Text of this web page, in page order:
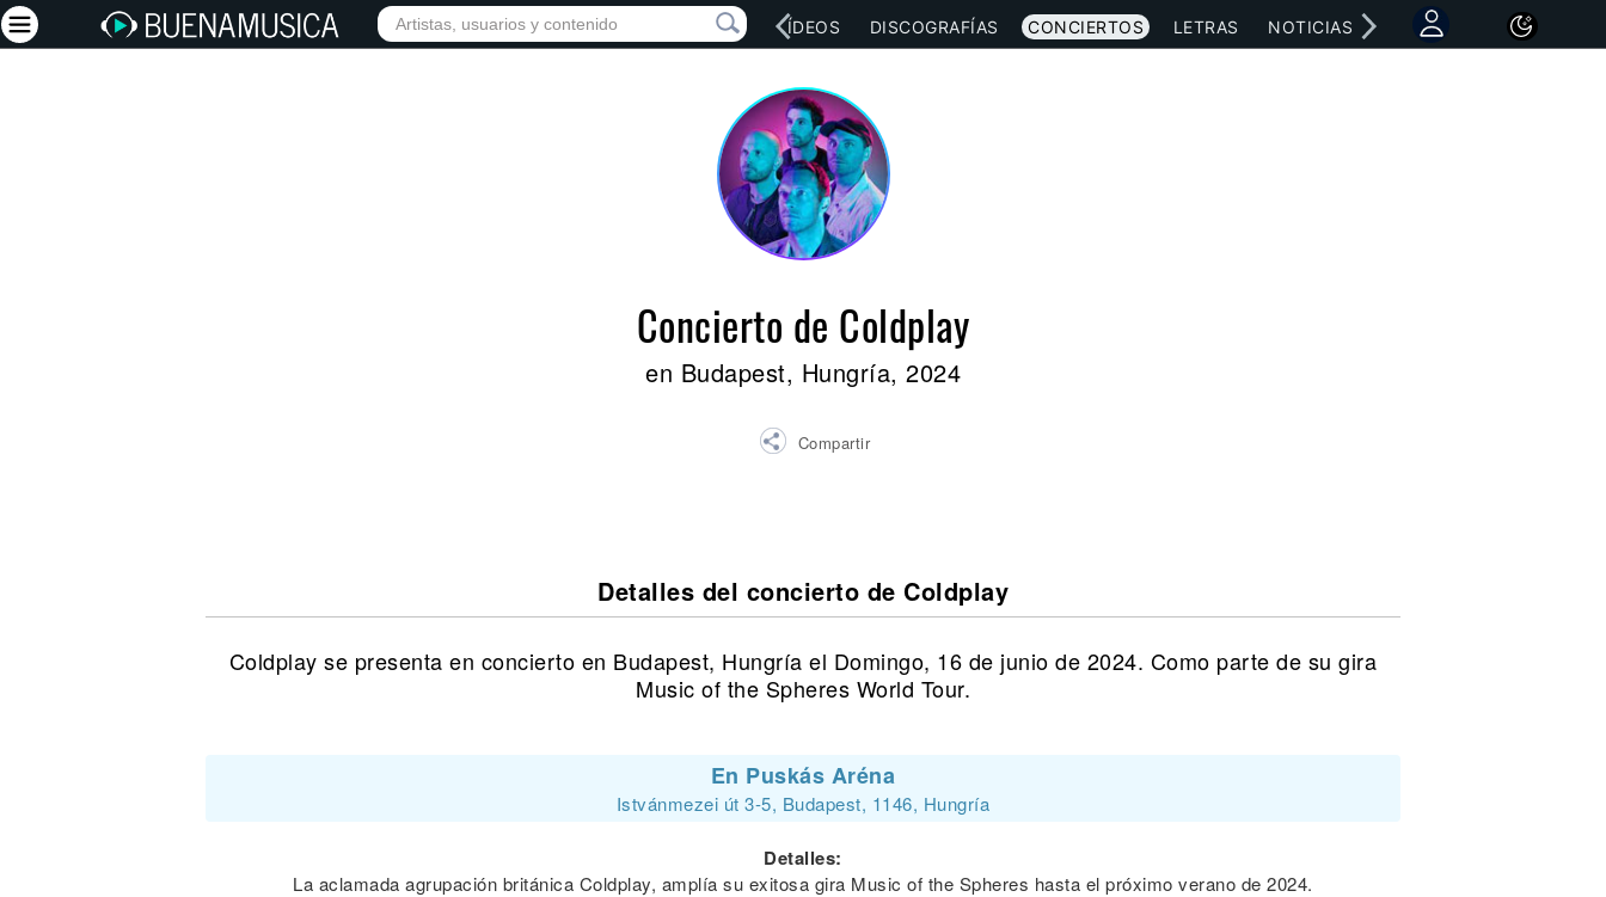
INICIO ARTISTAS RED SOCIAL MÚSICA VÍDEOS DISCOGRAFÍAS CONCIERTOS LETRAS NOTICIAS
Concierto de Coldplay
en Budapest, Hungría, 2024
Compartir
Detalles del concierto de Coldplay
Coldplay se presenta en concierto en Budapest, Hungría el Domingo, 16 de junio de 2024. Como parte de su gira
Music of the Spheres World Tour.
En Puskás Aréna
Istvánmezei út 3-5, Budapest, 1146, Hungría
Detalles:
La aclamada agrupación británica Coldplay, amplía su exitosa gira Music of the Spheres hasta el próximo verano de 2024.